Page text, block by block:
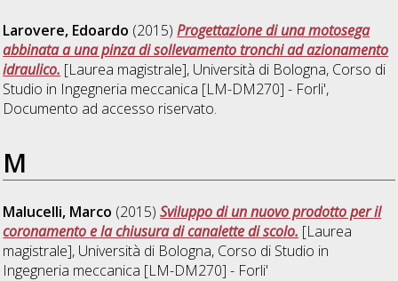
Larovere, Edoardo (2015)Progettazione di una motosega
abbinata a una pinza di sollevamento tronchi ad azionamento
idraulico. [Laurea magistrale], Università di Bologna, Corso di
Studio in Ingegneria meccanica [LM-DM270] - Forli',
Documento ad accesso riservato.
M
Malucelli, Marco (2015)Sviluppo di un nuovo prodotto per il
coronamento e la chiusura di canalette di scolo. [Laurea
magistrale], Università di Bologna, Corso di Studio in
Ingegneria meccanica [LM-DM270] - Forli'